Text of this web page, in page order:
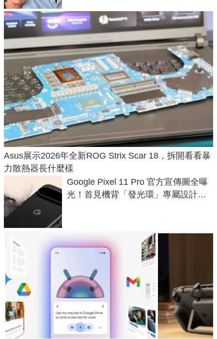
Asus展示2026年全新ROG Strix Scar 18，拆開看看暴
力散熱器長什麼樣
Google Pixel 11 Pro 官方宣傳圖全曝
光！首見機背「發光環」專屬設計、